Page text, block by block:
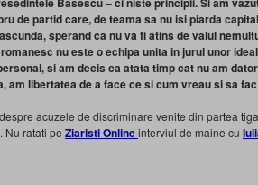
de partid care, de teama sa nu isi piarda
sperand ca nu va fi atins de valul
nu este o echipa unita in jurul unor
si am decis ca atata timp cat nu am
am libertatea de a face ce si cum vreau si sa
acuzele de discriminare venite din partea
Nu ratati pe Ziaristi Onlineinterviul de maine cu